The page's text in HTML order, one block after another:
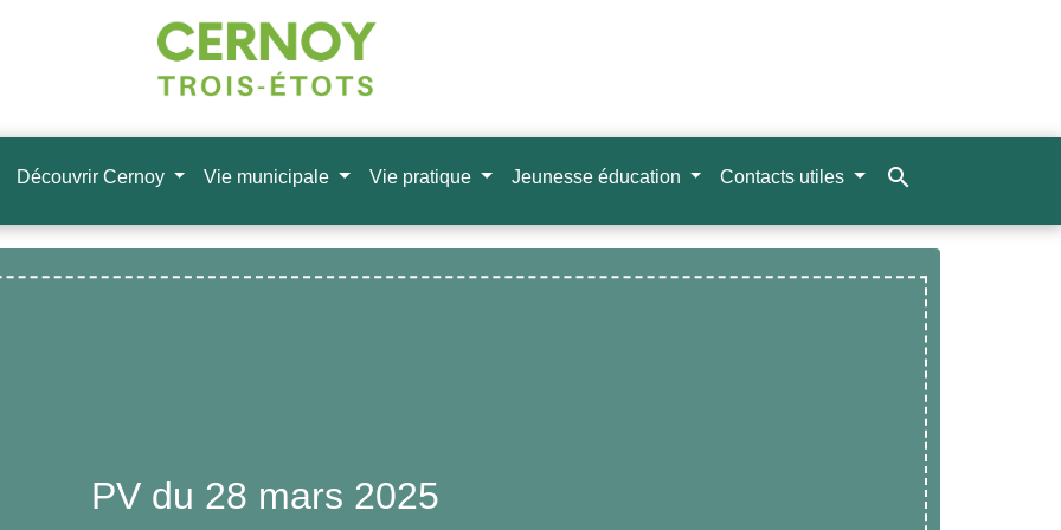
Découvrir Cernoy Vie municipale Vie pratique Jeunesse éducation Contacts utiles search
PV du 28 mars 2025